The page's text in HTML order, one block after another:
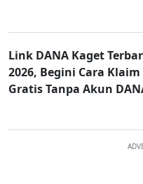
Link DANA Kaget
2026, Begini Cara Klaim
Gratis Tanpa Akun